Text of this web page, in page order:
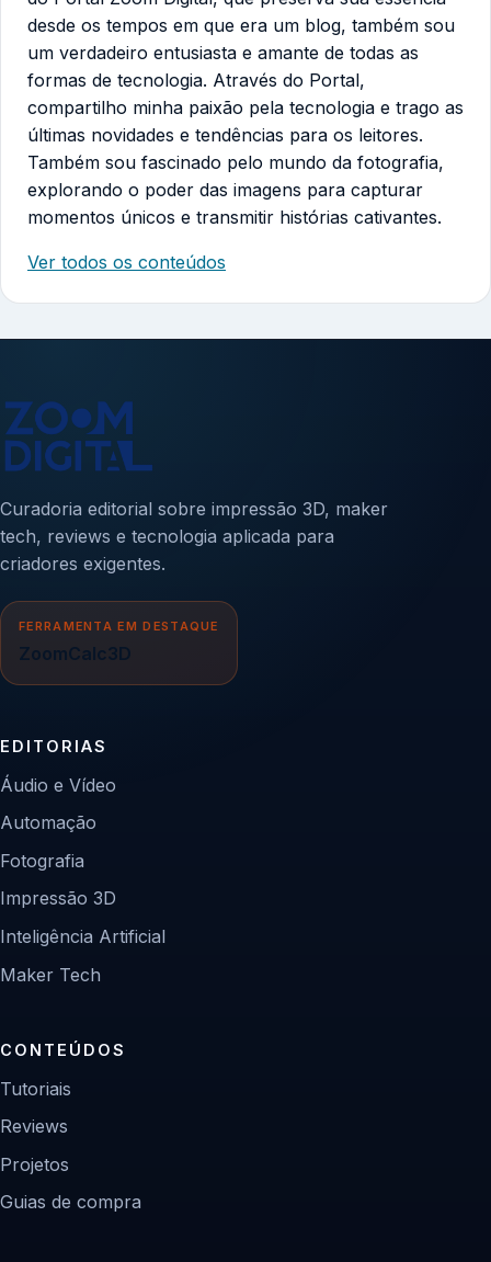
desde os tempos em que era um blog, também sou
um verdadeiro entusiasta e amante de todas as
formas de tecnologia. Através do Portal,
compartilho minha paixão pela tecnologia e trago as
últimas novidades e tendências para os leitores.
Também sou fascinado pelo mundo da fotografia,
explorando o poder das imagens para capturar
momentos únicos e transmitir histórias cativantes.
Ver todos os conteúdos
Curadoria editorial sobre impressão 3D, maker
tech, reviews e tecnologia aplicada para
criadores exigentes.
FERRAMENTA EM DESTAQUE
ZoomCalc3D
EDITORIAS
Áudio e Vídeo
Automação
Fotografia
Impressão 3D
Inteligência Artificial
Maker Tech
CONTEÚDOS
Tutoriais
Reviews
Projetos
Guias de compra